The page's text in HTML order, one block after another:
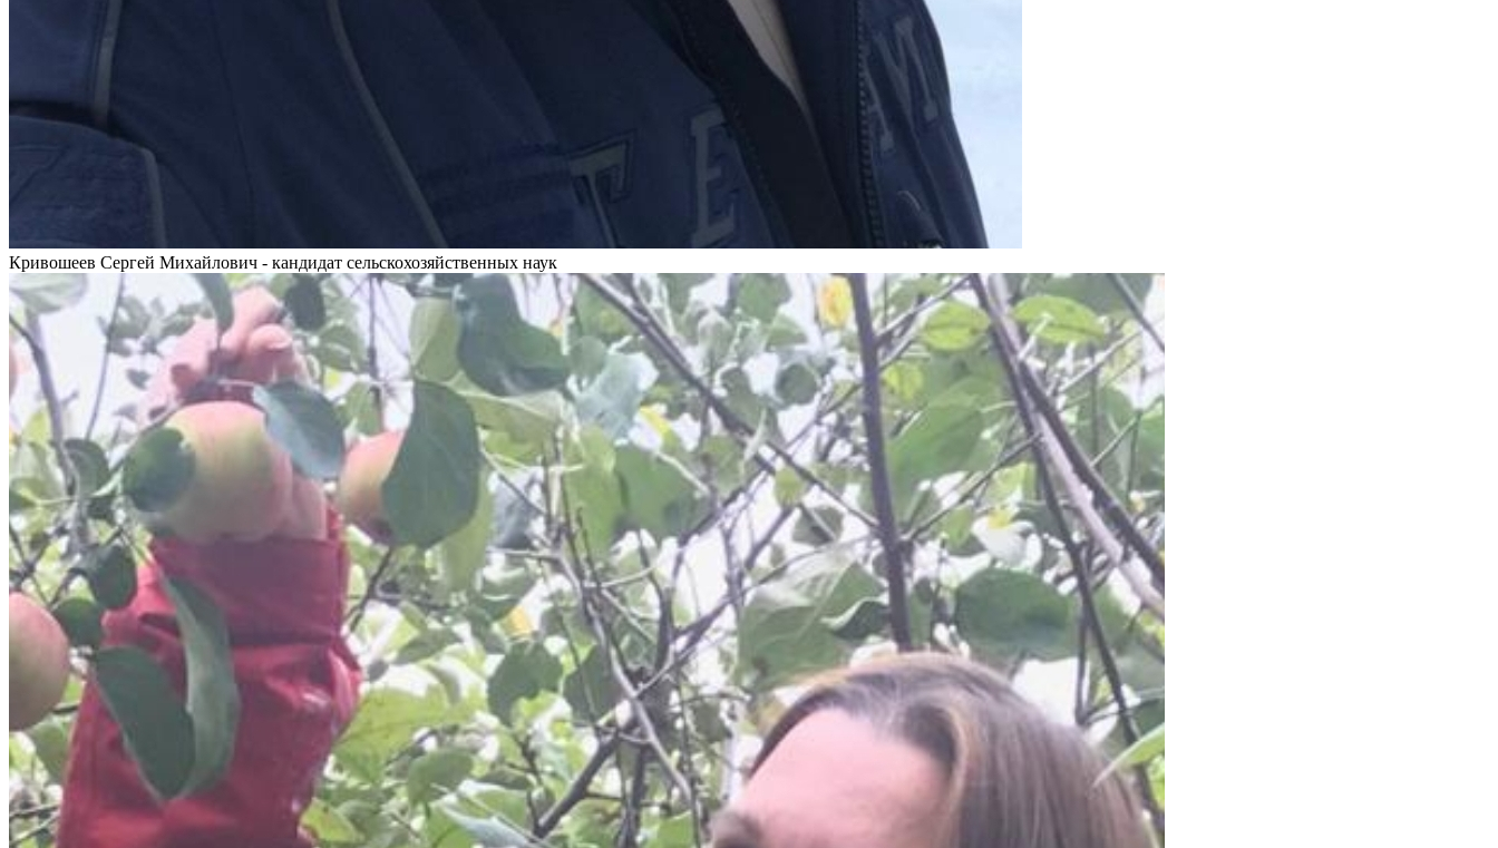
Кривошеев Сергей Михайлович - кандидат сельскохозяйственных наук